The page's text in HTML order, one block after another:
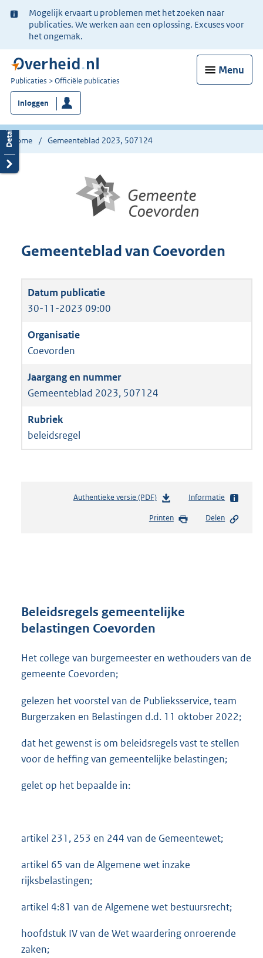
Ter
informatie:
Mogelijk ervaart u problemen met het zoeken naar
publicaties. We werken aan een oplossing. Excuses voor
het ongemak.
Menu
U
bent
nu
hier:
Publicaties Officiële publicaties
Inloggen
Home Gemeenteblad 2023, 507124
Gemeenteblad van Coevorden
30-11-2023 09:00
Coevorden
Gemeenteblad 2023, 507124
beleidsregel
Authentieke versie (PDF)b
s
r
t
9
3
b
Informatie
Printen Delen
Beleidsregels gemeentelijke
belastingen Coevorden
Het college van burgemeester en wethouders van de
gemeente Coevorden;
gelezen het voorstel van de Publieksservice, team
Burgerzaken en Belastingen d.d. 11 oktober 2022;
dat het gewenst is om beleidsregels vast te stellen
voor de heffing van gemeentelijke belastingen;
gelet op het bepaalde in:
artikel 231, 253 en 244 van de Gemeentewet;
artikel 65 van de Algemene wet inzake
rijksbelastingen;
artikel 4:81 van de Algemene wet bestuursrecht;
hoofdstuk IV van de Wet waardering onroerende
zaken;